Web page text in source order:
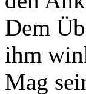
Dem
ihm
Mag